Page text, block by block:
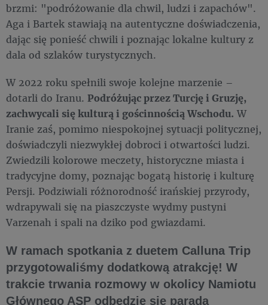
brzmi: "podróżowanie dla chwil, ludzi i zapachów".
Aga i Bartek stawiają na autentyczne doświadczenia,
dając się ponieść chwili i poznając lokalne kultury z
dala od szlaków turystycznych.
W 2022 roku spełnili swoje kolejne marzenie –
dotarli do Iranu. Podróżując przez Turcję i Gruzję,
zachwycali się kulturą i gościnnością Wschodu. W
Iranie zaś, pomimo niespokojnej sytuacji politycznej,
doświadczyli niezwykłej dobroci i otwartości ludzi.
Zwiedzili kolorowe meczety, historyczne miasta i
tradycyjne domy, poznając bogatą historię i kulturę
Persji. Podziwiali różnorodność irańskiej przyrody,
wdrapywali się na piaszczyste wydmy pustyni
Varzenah i spali na dziko pod gwiazdami.
W ramach spotkania z duetem Calluna Trip
przygotowaliśmy dodatkową atrakcję! W
trakcie trwania rozmowy w okolicy Namiotu
Głównego ASP odbędzie się parada